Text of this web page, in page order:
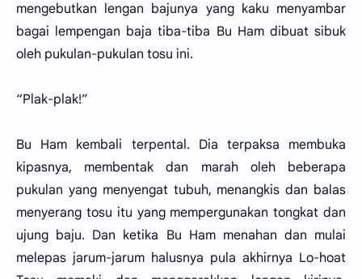
mengebutkan lengan bajunya yang kaku menyambar
bagai lempengan baja tiba-tiba Bu Ham dibuat sibuk
oleh pukulan-pukulan tosu ini.
“Plak-plak!”
Bu Ham kembali terpental. Dia terpaksa membuka
kipasnya, membentak dan marah oleh beberapa
pukulan yang menyengat tubuh, menangkis dan balas
menyerang tosu itu yang mempergunakan tongkat dan
ujung baju. Dan ketika Bu Ham menahan dan mulai
melepas jarum-jarum halusnya pula akhirnya Lo-hoat